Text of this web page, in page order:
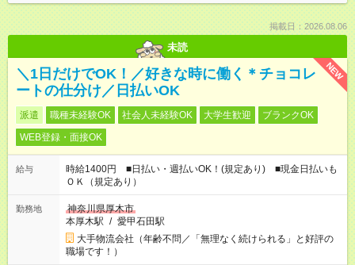
掲載日：2026.08.06
未読
NEW
＼1日だけでOK！／好きな時に働く＊チョコレ
ートの仕分け／日払いOK
派遣 職種未経験OK 社会人未経験OK 大学生歓迎
ブランクOK
WEB登録・面接OK
給与
時給1400円 ■日払い・週払いOK！(規定あり) ■現金日払いも
ＯＫ（規定あり）
勤務地
神奈川県厚木市
本厚木駅 / 愛甲石田駅
大手物流会社（年齢不問／「無理なく続けられる」と好評の
職場です！）